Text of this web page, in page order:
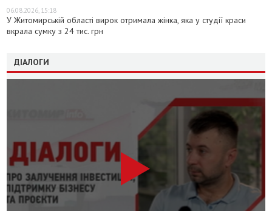
06.08.2026, 15:18
У Житомирській області вирок отримала жінка, яка у студії краси
вкрала сумку з 24 тис. грн
ДІАЛОГИ